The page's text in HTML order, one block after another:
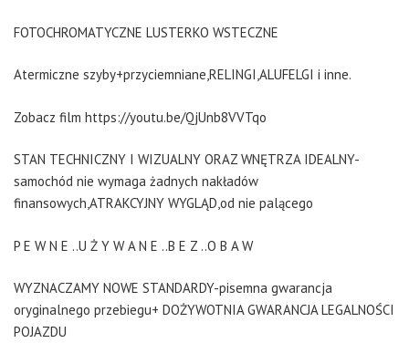
FOTOCHROMATYCZNE LUSTERKO WSTECZNE
Atermiczne szyby+przyciemniane,RELINGI,ALUFELGI i inne.
Zobacz film https://youtu.be/QjUnb8VVTqo
STAN TECHNICZNY I WIZUALNY ORAZ WNĘTRZA IDEALNY-
samochód nie wymaga żadnych nakładów
finansowych,ATRAKCYJNY WYGLĄD,od nie palącego
P E W N E ..U Ż Y W A N E ..B E Z ..O B A W
WYZNACZAMY NOWE STANDARDY-pisemna gwarancja
oryginalnego przebiegu+ DOŻYWOTNIA GWARANCJA LEGALNOŚCI
POJAZDU